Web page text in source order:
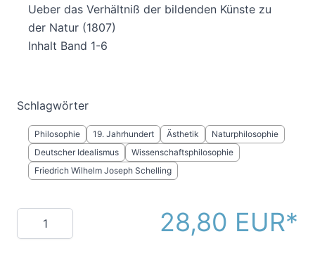
Ueber das Verhältniß der bildenden Künste zu
der Natur (1807)
Inhalt Band 1-6
Schlagwörter
Philosophie 19. Jahrhundert Ästhetik
Naturphilosophie
Deutscher Idealismus
Wissenschaftsphilosophie
Friedrich Wilhelm Joseph Schelling
Menge 28,80 EUR